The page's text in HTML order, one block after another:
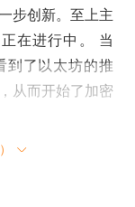
步创新。至上主
在进行中。 当
到了以太坊的推
从而开始了加密